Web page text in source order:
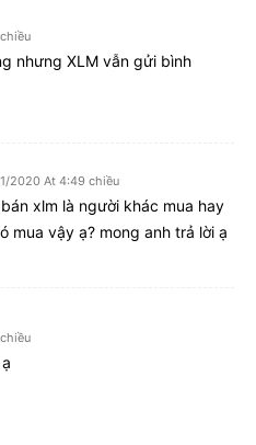
nhưng XLM vẫn gửi bình
2020 At 4:49 chiều
xlm là người khác mua hay
mua vậy ạ? mong anh trả lời ạ